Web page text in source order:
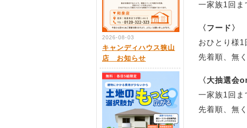
一家族1回ま
〈フード〉
おひとり様1
先着順、無
〈大抽選会
一家族1回ま
先着順、無
2026-08-03
キャンディハウス狭山
店 お知らせ